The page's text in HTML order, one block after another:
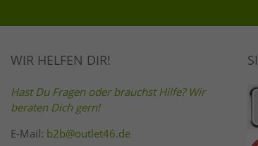
WIR HELFEN DIR!
Hast Du Fragen oder brauchst Hilfe? Wir
beraten Dich gern!
E-Mail: b2b@outlet46.de